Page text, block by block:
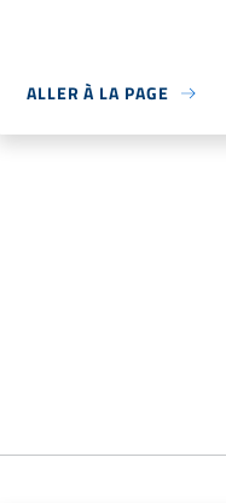
ALLER À LA PAGE